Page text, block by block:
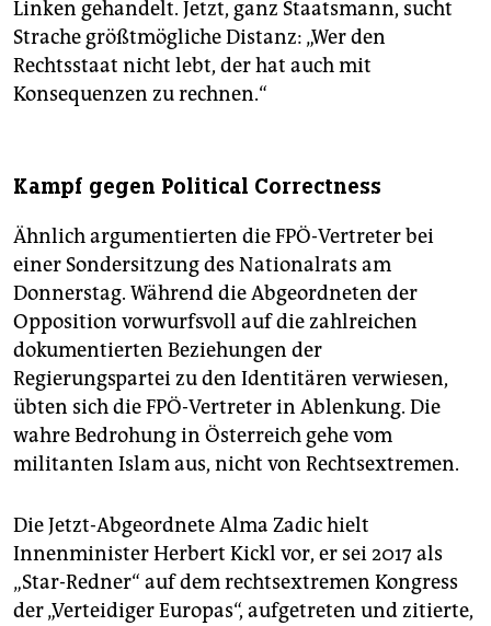
Linken gehandelt. Jetzt, ganz Staatsmann, sucht
Strache größtmögliche Distanz: „Wer den
Rechtsstaat nicht lebt, der hat auch mit
Konsequenzen zu rechnen.“
Kampf gegen Political Correctness
Ähnlich argumentierten die FPÖ-Vertreter bei
einer Sondersitzung des Nationalrats am
Donnerstag. Während die Abgeordneten der
Opposition vorwurfsvoll auf die zahlreichen
dokumentierten Beziehungen der
Regierungspartei zu den Identitären verwiesen,
übten sich die FPÖ-Vertreter in Ablenkung. Die
wahre Bedrohung in Österreich gehe vom
militanten Islam aus, nicht von Rechtsextremen.
Die Jetzt-Abgeordnete Alma Zadic hielt
Innenminister Herbert Kickl vor, er sei 2017 als
„Star-Redner“ auf dem rechtsextremen Kongress
der „Verteidiger Europas“, aufgetreten und zitierte,